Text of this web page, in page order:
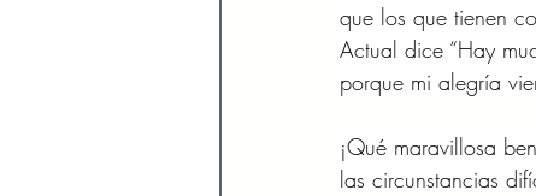
que los que tienen
Actual dice “Hay
porque mi alegría
¡Qué maravillosa
las circunstancias